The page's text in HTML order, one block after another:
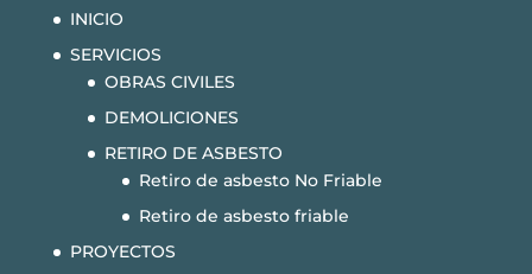
INICIO
SERVICIOS
OBRAS CIVILES
DEMOLICIONES
RETIRO DE ASBESTO
Retiro de asbesto No Friable
Retiro de asbesto friable
PROYECTOS